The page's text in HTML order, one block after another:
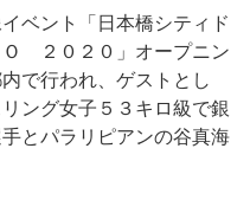
ベント「日本橋シティド
２０２０」オープニン
で行われ、ゲストとし
ング女子５３キロ級で銀
とパラリピアンの谷真海